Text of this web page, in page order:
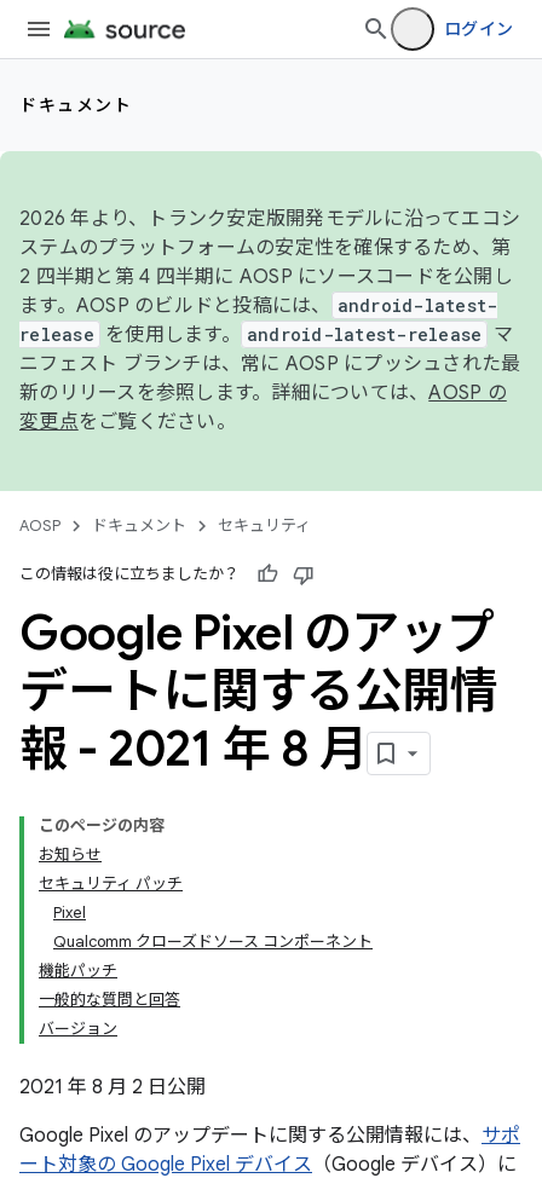
ログイン
ドキュメント
2026 年より、トランク安定版開発モデルに沿ってエコシ
ステムのプラットフォームの安定性を確保するため、第
2 四半期と第 4 四半期に AOSP にソースコードを公開し
ます。AOSP のビルドと投稿には、
android-latest-
release
を使用します。 android-latest-release
マ
ニフェスト ブランチは、常に AOSP にプッシュされた最
新のリリースを参照します。詳細については、AOSP の
変更点をご覧ください。
AOSP ドキュメント セキュリティ
この情報は役に立ちましたか？
Google Pixel のアップ
デートに関する公開情
報 - 2021 年 8 月
このページの内容
お知らせ
セキュリティ パッチ
Pixel
Qualcomm クローズドソース コンポーネント
機能パッチ
一般的な質問と回答
バージョン
2021 年 8 月 2 日公開
Google Pixel のアップデートに関する公開情報には、 サポ
ート対象の Google Pixel デバイス （Google デバイス）に